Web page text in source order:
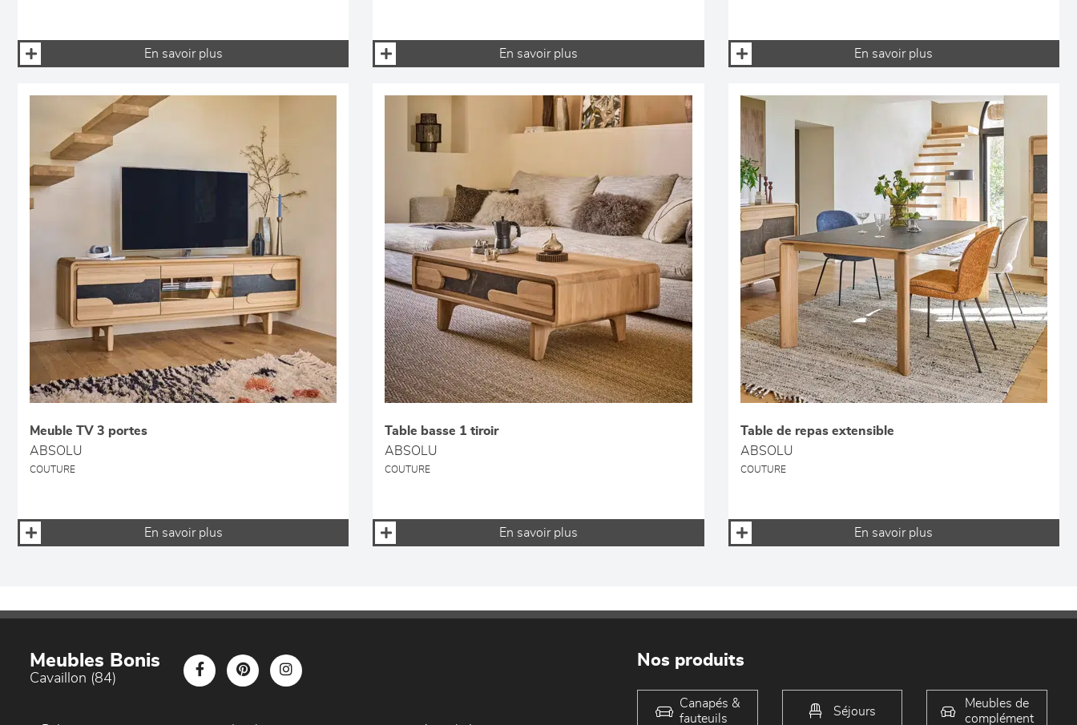
En savoir plus En savoir plus En savoir plus
Meuble TV 3 portes
ABSOLU
COUTURE
En savoir plus
Table basse 1 tiroir
ABSOLU
COUTURE
En savoir plus
Table de repas extensible
ABSOLU
COUTURE
En savoir plus
Meubles Bonis
Cavaillon (84)
Nos produits
Canapés &
fauteuils
Séjours
Meubles de
complément